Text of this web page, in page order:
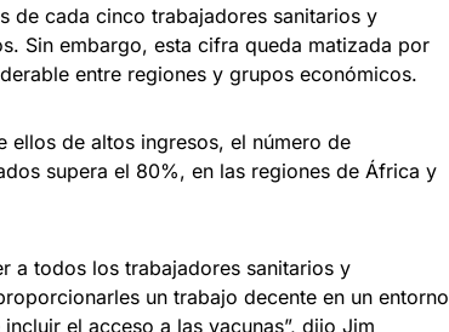
de cada cinco trabajadores sanitarios y
Sin embargo, esta cifra queda matizada por
entre regiones y grupos económicos.
ellos de altos ingresos, el número de
supera el 80%, en las regiones de África y
a todos los trabajadores sanitarios y
un trabajo decente en un entorno
el acceso a las vacunas”, dijo Jim